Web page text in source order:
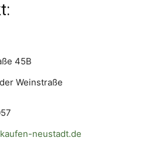
45B
Weinstraße
neustadt.de